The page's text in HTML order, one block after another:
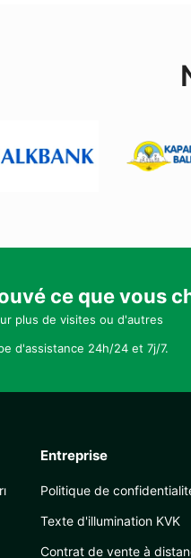
ce que vous
plus de visites ou d'autres
d'assistance 24h/24 et 7j/7.
Entreprise
Politique de
Texte d'illumination KVK
Contrat de vente à